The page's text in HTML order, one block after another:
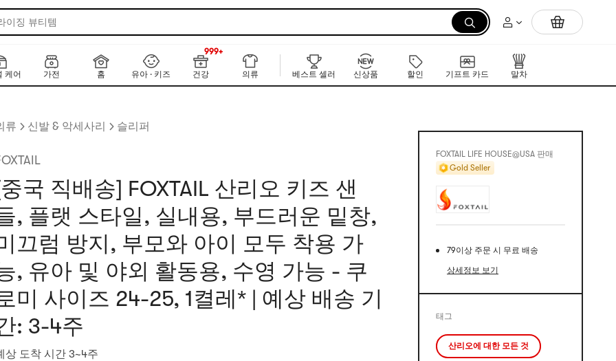
이징 뷰티템 먼저 만나는 K-뷰티 신작 라인업
케어 가전 홈 유아 · 키즈 건강
NEW
999+
의류
베스트 셀러 신상품 할인 기프트 카드 말차
류 신발 & 악세사리 슬리퍼
국 직배송] FOXTAIL 산리오 키즈 샌
, 플랫 스타일, 실내용, 부드러운 밑창,
끄럼 방지, 부모와 아이 모두 착용 가
, 유아 및 야외 활동용, 수영 가능 - 쿠
미 사이즈 24-25, 1켤레* | 예상 배송 기
: 3-4주
상 도착 시간 3~4주
FOXTAIL LIFE HOUSE@USA 판매
Gold Seller
79이상 주문 시 무료 배송
상세정보 보기
태그
산리오에 대한 모든 것